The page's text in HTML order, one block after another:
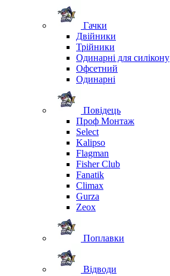
Гачки
Двійники
Трійники
Одинарні для силікону
Офсетний
Одинарні
Повідець
Проф Монтаж
Select
Kalipso
Flagman
Fisher Club
Fanatik
Climax
Gurza
Zeox
Поплавки
Відводи